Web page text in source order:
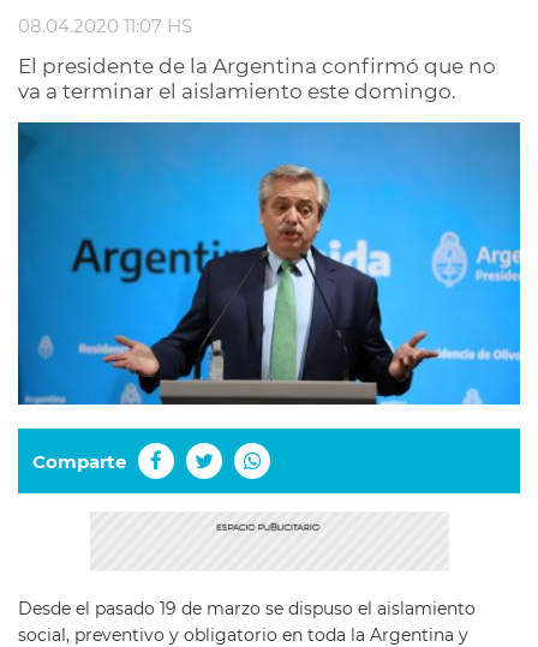
08.04.2020 11:07 HS
El presidente de la Argentina confirmó que no
va a terminar el aislamiento este domingo.
Comparte
Desde el pasado 19 de marzo se dispuso el aislamiento
social, preventivo y obligatorio en toda la Argentina y